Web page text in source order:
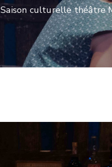
Saison culturelle théâtre